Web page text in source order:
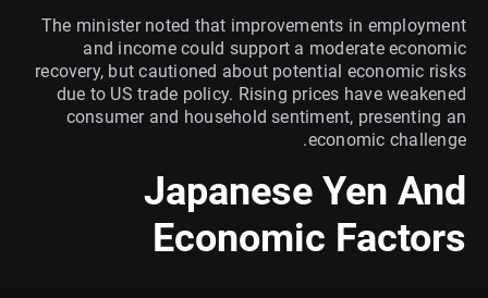
The minister noted that improvements in employment
and income could support a moderate economic
recovery, but cautioned about potential economic risks
due to US trade policy. Rising prices have weakened
consumer and household sentiment, presenting an
economic challenge.
Japanese Yen And
Economic Factors